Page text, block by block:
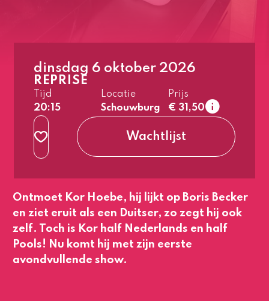
dinsdag 6 oktober 2026
REPRISE
Tijd
20:15
Locatie
Schouwburg
Prijs
€ 31,50
normaal
2e rang
normaal
3e rang
beperkt zicht
Wachtlijst
Ontmoet Kor Hoebe, hij lijkt op Boris Becker
en ziet eruit als een Duitser, zo zegt hij ook
zelf. Toch is Kor half Nederlands en half
Pools! Nu komt hij met zijn eerste
avondvullende show.